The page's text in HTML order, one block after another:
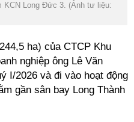
KCN Long Đức 3. (Ảnh tư liệu:
ha) của CTCP Khu
nghiệp ông Lê Văn
I/2026 và đi vào hoạt động
gần sân bay Long Thành